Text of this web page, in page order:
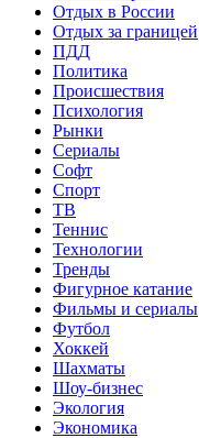
Отдых в России
Отдых за границей
ПДД
Политика
Происшествия
Психология
Рынки
Сериалы
Софт
Спорт
ТВ
Теннис
Технологии
Тренды
Фигурное катание
Фильмы и сериалы
Футбол
Хоккей
Шахматы
Шоу-бизнес
Экология
Экономика